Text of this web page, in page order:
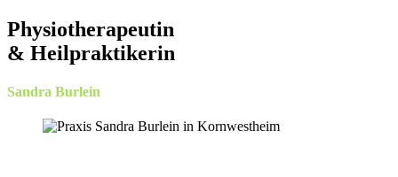
Physiotherapeutin
& Heilpraktikerin
Sandra Burlein